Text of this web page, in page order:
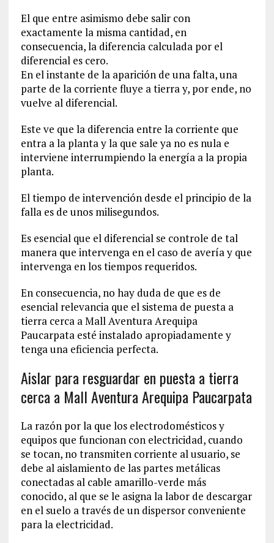
El que entre asimismo debe salir con
exactamente la misma cantidad, en
consecuencia, la diferencia calculada por el
diferencial es cero.
En el instante de la aparición de una falta, una
parte de la corriente fluye a tierra y, por ende, no
vuelve al diferencial.
Este ve que la diferencia entre la corriente que
entra a la planta y la que sale ya no es nula e
interviene interrumpiendo la energía a la propia
planta.
El tiempo de intervención desde el principio de la
falla es de unos milisegundos.
Es esencial que el diferencial se controle de tal
manera que intervenga en el caso de avería y que
intervenga en los tiempos requeridos.
En consecuencia, no hay duda de que es de
esencial relevancia que el sistema de puesta a
tierra cerca a Mall Aventura Arequipa
Paucarpata esté instalado apropiadamente y
tenga una eficiencia perfecta.
Aislar para resguardar en puesta a tierra
cerca a Mall Aventura Arequipa Paucarpata
La razón por la que los electrodomésticos y
equipos que funcionan con electricidad, cuando
se tocan, no transmiten corriente al usuario, se
debe al aislamiento de las partes metálicas
conectadas al cable amarillo-verde más
conocido, al que se le asigna la labor de descargar
en el suelo a través de un dispersor conveniente
para la electricidad.